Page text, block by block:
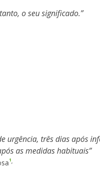
o seu significado.
urgência, três dias após
as medidas habituais
1,